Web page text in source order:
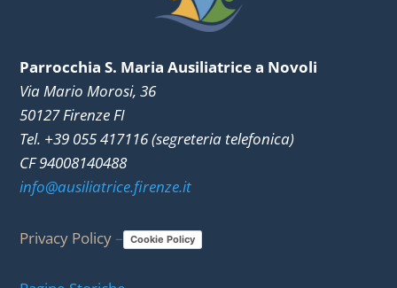
Parrocchia S. Maria Ausiliatrice a Novoli
Via Mario Morosi, 36
50127 Firenze FI
Tel. +39 055 417116 (segreteria telefonica)
CF 94008140488
info@ausiliatrice.firenze.it
Privacy Policy – Cookie Policy